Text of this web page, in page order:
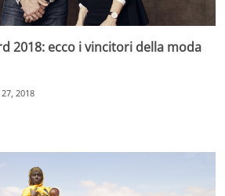
2018: ecco i vincitori della moda
2018